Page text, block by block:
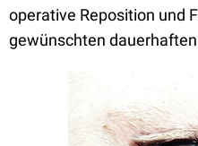
operative Reposition und
gewünschten